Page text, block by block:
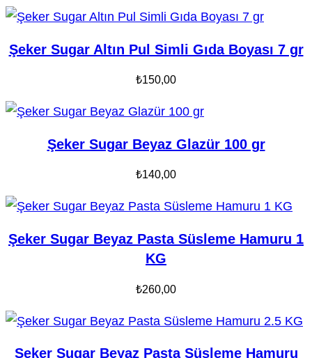
Şeker Sugar Altın Pul Simli Gıda Boyası 7 gr
₺150,00
Şeker Sugar Beyaz Glazür 100 gr
₺140,00
Şeker Sugar Beyaz Pasta Süsleme Hamuru 1
KG
₺260,00
Şeker Sugar Beyaz Pasta Süsleme Hamuru